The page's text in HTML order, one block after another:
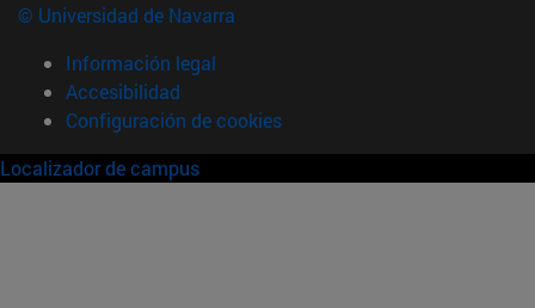
© Universidad de Navarra
Información legal
Accesibilidad
Configuración de cookies
Localizador de campus